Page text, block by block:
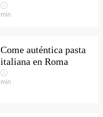
min
Come auténtica pasta
italiana en Roma
min